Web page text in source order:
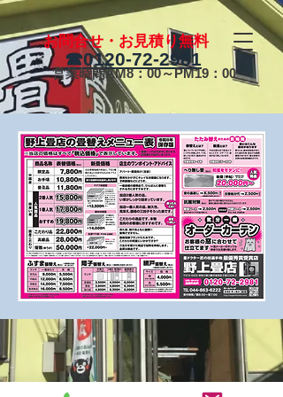
お問合せ・お見積り無料
☎0120-72-2981
営業時間AM8：00～PM19：00